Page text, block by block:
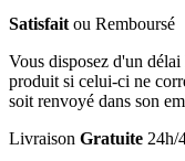
Satisfait ou Remboursé
Vous disposez d'un
produit si celui-ci ne
soit renvoyé dans son
Livraison Gratuite 24h/